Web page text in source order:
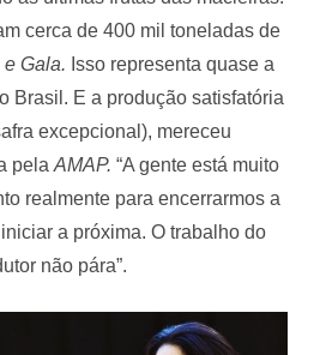
cerca de 400 mil toneladas de
Gala. Isso representa quase a
Brasil. E a produção satisfatória
excepcional), mereceu
pela AMAP. “A gente está muito
realmente para encerrarmos a
a próxima. O trabalho do
não pára”.